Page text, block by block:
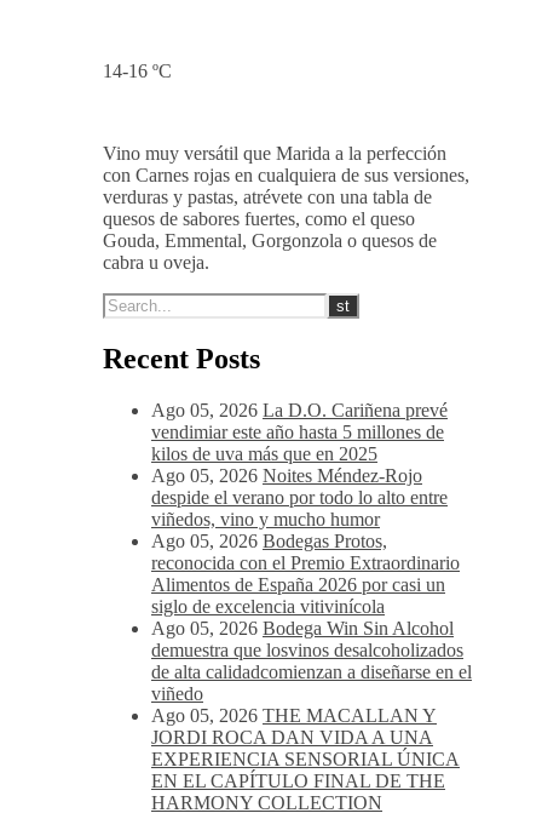
14-16 ºC
Vino muy versátil que Marida a la perfección
con Carnes rojas en cualquiera de sus versiones,
verduras y pastas, atrévete con una tabla de
quesos de sabores fuertes, como el queso
Gouda, Emmental, Gorgonzola o quesos de
cabra u oveja.
Recent Posts
Ago 05, 2026 La D.O. Cariñena prevé
vendimiar este año hasta 5 millones de
kilos de uva más que en 2025
Ago 05, 2026 Noites Méndez-Rojo
despide el verano por todo lo alto entre
viñedos, vino y mucho humor
Ago 05, 2026 Bodegas Protos,
reconocida con el Premio Extraordinario
Alimentos de España 2026 por casi un
siglo de excelencia vitivinícola
Ago 05, 2026 Bodega Win Sin Alcohol
demuestra que losvinos desalcoholizados
de alta calidadcomienzan a diseñarse en el
viñedo
Ago 05, 2026 THE MACALLAN Y
JORDI ROCA DAN VIDA A UNA
EXPERIENCIA SENSORIAL ÚNICA
EN EL CAPÍTULO FINAL DE THE
HARMONY COLLECTION